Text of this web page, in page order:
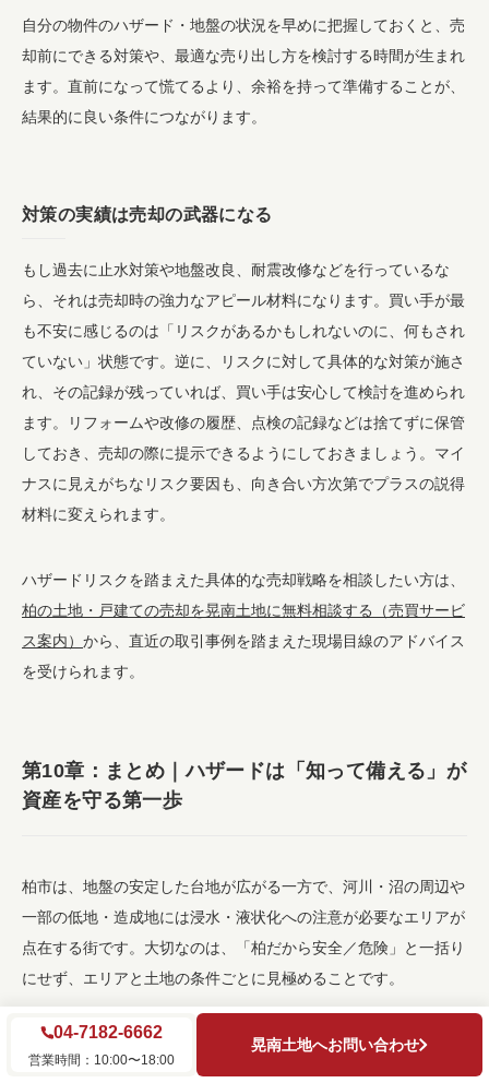
自分の物件のハザード・地盤の状況を早めに把握しておくと、売
却前にできる対策や、最適な売り出し方を検討する時間が生まれ
ます。直前になって慌てるより、余裕を持って準備することが、
結果的に良い条件につながります。
対策の実績は売却の武器になる
もし過去に止水対策や地盤改良、耐震改修などを行っているな
ら、それは売却時の強力なアピール材料になります。買い手が最
も不安に感じるのは「リスクがあるかもしれないのに、何もされ
ていない」状態です。逆に、リスクに対して具体的な対策が施さ
れ、その記録が残っていれば、買い手は安心して検討を進められ
ます。リフォームや改修の履歴、点検の記録などは捨てずに保管
しておき、売却の際に提示できるようにしておきましょう。マイ
ナスに見えがちなリスク要因も、向き合い方次第でプラスの説得
材料に変えられます。
ハザードリスクを踏まえた具体的な売却戦略を相談したい方は、
柏の土地・戸建ての売却を晃南土地に無料相談する（売買サービ
ス案内） から、直近の取引事例を踏まえた現場目線のアドバイス
を受けられます。
第10章：まとめ｜ハザードは「知って備える」が
資産を守る第一歩
柏市は、地盤の安定した台地が広がる一方で、河川・沼の周辺や
一部の低地・造成地には浸水・液状化への注意が必要なエリアが
点在する街です。大切なのは、「柏だから安全／危険」と一括り
にせず、エリアと土地の条件ごとに見極めることです。
浸水リスク：利根川・手賀沼・大堀川周辺の低地と、内水氾濫
04-7182-6662
営業時間：10:00〜18:00
晃南土地へお問い合わせ